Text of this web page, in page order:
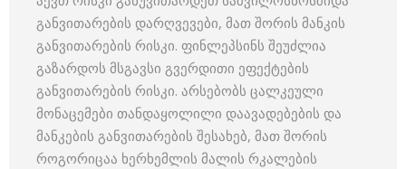
განვითარების დარღვევები, მათ შორის მანკის
განვითარების რისკი. ფინლეპსინს შეუძლია
გაზარდოს მსგავსი გვერდითი ეფექტების
განვითარების რისკი. არსებობს ცალკეული
მონაცემები თანდაყოლილი დაავადებების და
მანკების განვითარების შესახებ, მათ შორის
როგორიცაა ხერხემლის მალის რკალების